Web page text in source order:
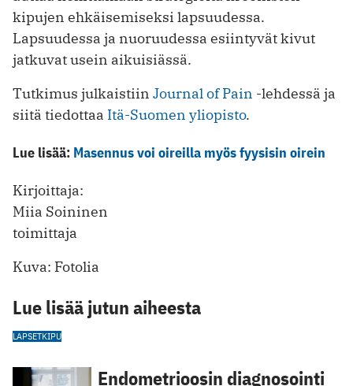
kipujen ehkäisemiseksi lapsuudessa.
Lapsuudessa ja nuoruudessa esiintyvät kivut
jatkuvat usein aikuisiässä.
Tutkimus julkaistiin Journal of Pain -lehdessä ja
siitä tiedottaa Itä-Suomen yliopisto.
Lue lisää: Masennus voi oireilla myös fyysisin oirein
Kirjoittaja:
Miia Soininen
toimittaja
Kuva: Fotolia
Lue lisää jutun aiheesta
LAPSETKIPU
Endometrioosin diagnosointi